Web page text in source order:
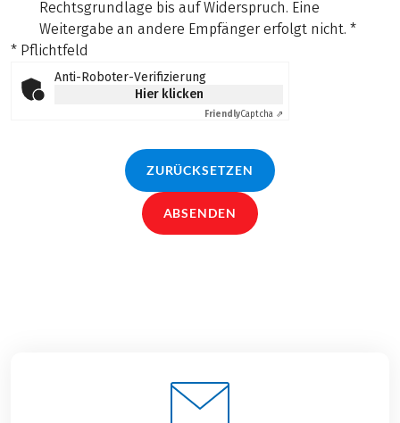
Rechtsgrundlage bis auf Widerspruch. Eine
Weitergabe an andere Empfänger erfolgt nicht. *
* Pflichtfeld
Anti-Roboter-Verifizierung
Hier klicken
FriendlyCaptcha ⇗
ZURÜCKSETZEN
ABSENDEN